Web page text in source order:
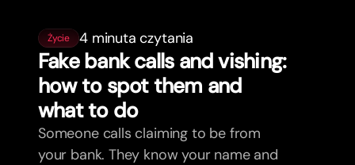
Życie 4 minuta czytania
Fake bank calls and vishing:
how to spot them and
what to do
Someone calls claiming to be from
your bank. They know your name and